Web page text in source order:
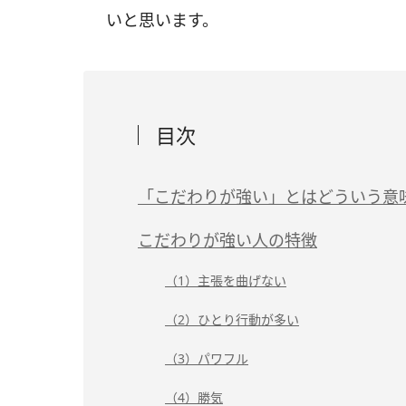
いと思います。
目次
「こだわりが強い」とはどういう意
こだわりが強い人の特徴
（1）主張を曲げない
（2）ひとり行動が多い
（3）パワフル
（4）勝気